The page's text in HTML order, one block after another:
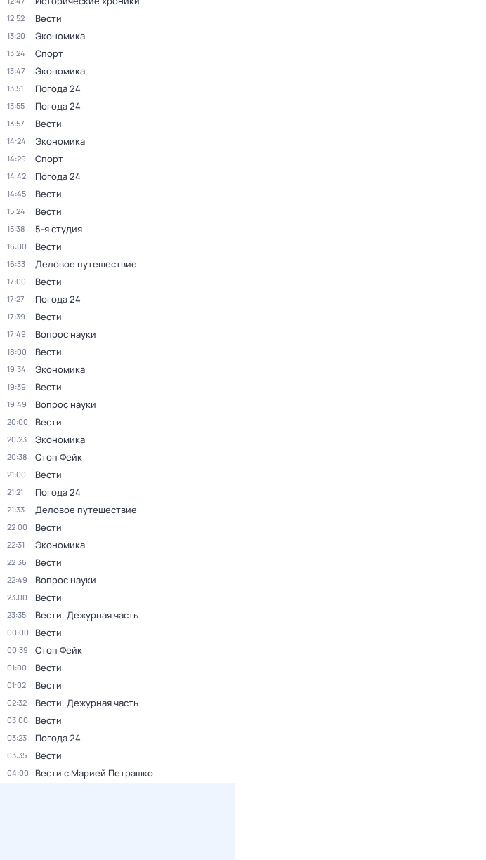
12:52 Вести
13:20 Экономика
13:24 Спорт
13:47 Экономика
13:51 Погода 24
13:55 Погода 24
13:57 Вести
14:24 Экономика
14:29 Спорт
14:42 Погода 24
14:45 Вести
15:24 Вести
15:38 5-я студия
16:00 Вести
16:33 Деловое путешествие
17:00 Вести
17:27 Погода 24
17:39 Вести
17:49 Вопрос науки
18:00 Вести
19:34 Экономика
19:39 Вести
19:49 Вопрос науки
20:00 Вести
20:23 Экономика
20:38 Стоп Фейк
21:00 Вести
21:21 Погода 24
21:33 Деловое путешествие
22:00 Вести
22:31 Экономика
22:36 Вести
22:49 Вопрос науки
23:00 Вести
23:35 Вести. Дежурная часть
00:00 Вести
00:39 Стоп Фейк
01:00 Вести
01:02 Вести
02:32 Вести. Дежурная часть
03:00 Вести
03:23 Погода 24
03:35 Вести
04:00 Вести с Марией Петрашко